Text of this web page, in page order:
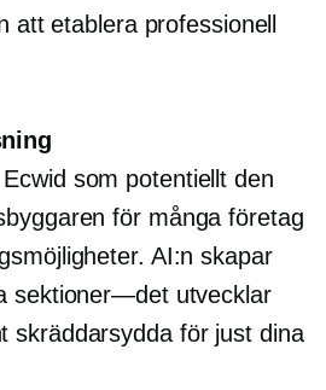
att etablera professionell
som potentiellt den
för många företag
AI:n skapar
sektioner—detutvecklar
skräddarsydda för just dina